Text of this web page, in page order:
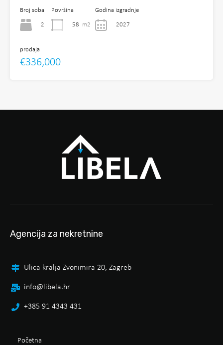
Broj soba
2
Površina
58 m2
Godina izgradnje
2027
prodaja
€336,000
Agencija za nekretnine
Ulica kralja Zvonimira 20, Zagreb
info@libela.hr
+385 91 4343 431
Početna